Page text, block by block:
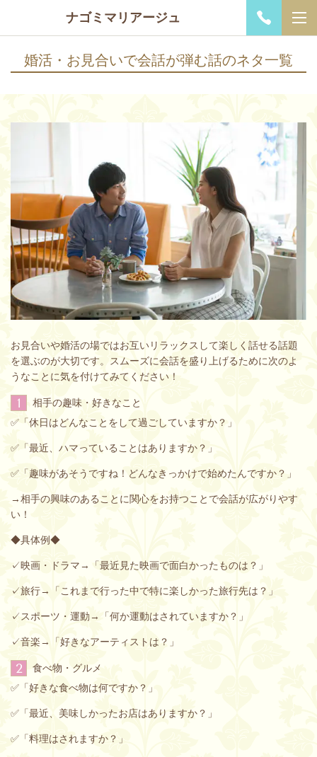
ナゴミマリアージュ
婚活・お見合いで会話が弾む話のネタ一覧
お見合いや婚活の場ではお互いリラックスして楽しく話せる話題
を選ぶのが大切です。スムーズに会話を盛り上げるために次のよ
うなことに気を付けてみてください！
1 相手の趣味・好きなこと
✅「休日はどんなことをして過ごしていますか？」
✅「最近、ハマっていることはありますか？」
✅「趣味があそうですね！どんなきっかけで始めたんですか？」
→相手の興味のあることに関心をお持つことで会話が広がりやす
い！
◆具体例◆
✓映画・ドラマ→「最近見た映画で面白かったものは？」
✓旅行→「これまで行った中で特に楽しかった旅行先は？」
✓スポーツ・運動→「何か運動はされていますか？」
✓音楽→「好きなアーティストは？」
2 食べ物・グルメ
✅「好きな食べ物は何ですか？」
✅「最近、美味しかったお店はありますか？」
✅「料理はされますか？」